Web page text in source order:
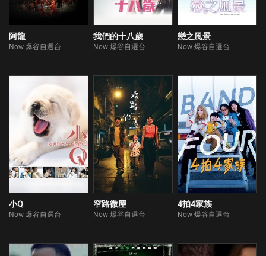
阿龍
Now 爆谷自選台
我們的十八歲
Now 爆谷自選台
戀之風景
Now 爆谷自選台
小Q
Now 爆谷自選台
窄路微塵
Now 爆谷自選台
4拍4家族
Now 爆谷自選台